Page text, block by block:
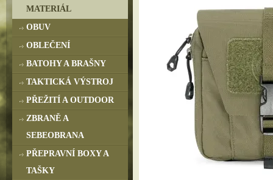
MATERIÁL
OBUV
OBLEČENÍ
BATOHY A BRAŠNY
TAKTICKÁ VÝSTROJ
PŘEŽITÍ A OUTDOOR
ZBRANĚ A
SEBEOBRANA
PŘEPRAVNÍ BOXY A
TAŠKY